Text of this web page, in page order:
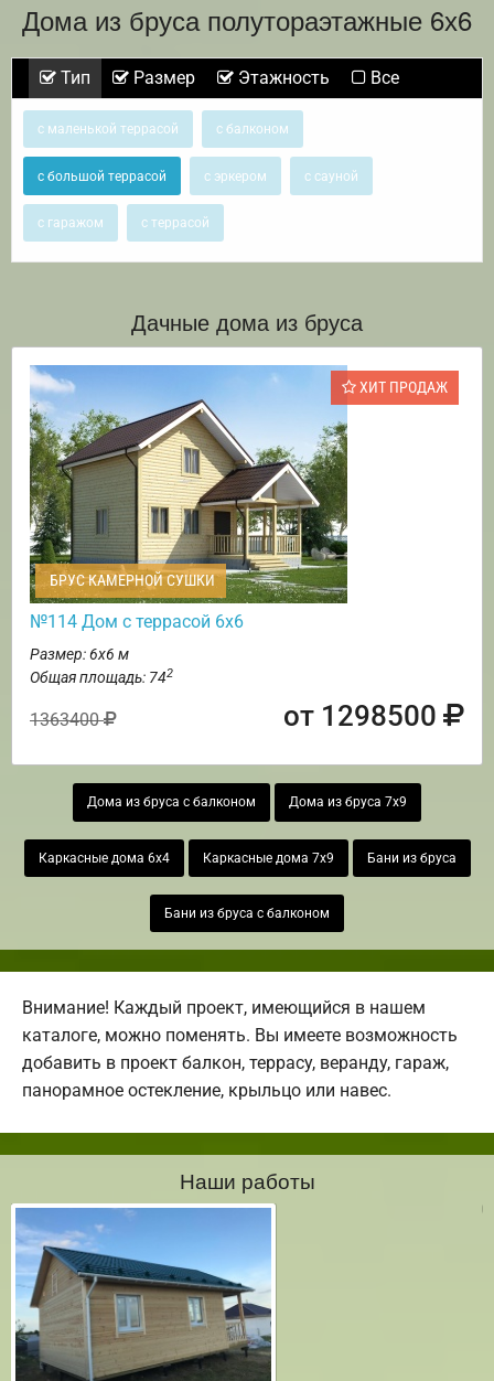
Дома из бруса полутораэтажные 6х6
Тип Размер Этажность Все
с маленькой террасой с балконом
с большой террасой с эркером с сауной
с гаражом с террасой
Дачные дома из бруса
ХИТ ПРОДАЖ
БРУС КАМЕРНОЙ СУШКИ
№114 Дом с террасой 6х6
Размер: 6х6 м
Общая площадь: 742
1363400 от 1298500
Дома из бруса с балконом Дома из бруса 7х9
Каркасные дома 6х4 Каркасные дома 7х9 Бани из бруса
Бани из бруса с балконом
Внимание! Каждый проект, имеющийся в нашем
каталоге, можно поменять. Вы имеете возможность
добавить в проект балкон, террасу, веранду, гараж,
панорамное остекление, крыльцо или навес.
Наши работы